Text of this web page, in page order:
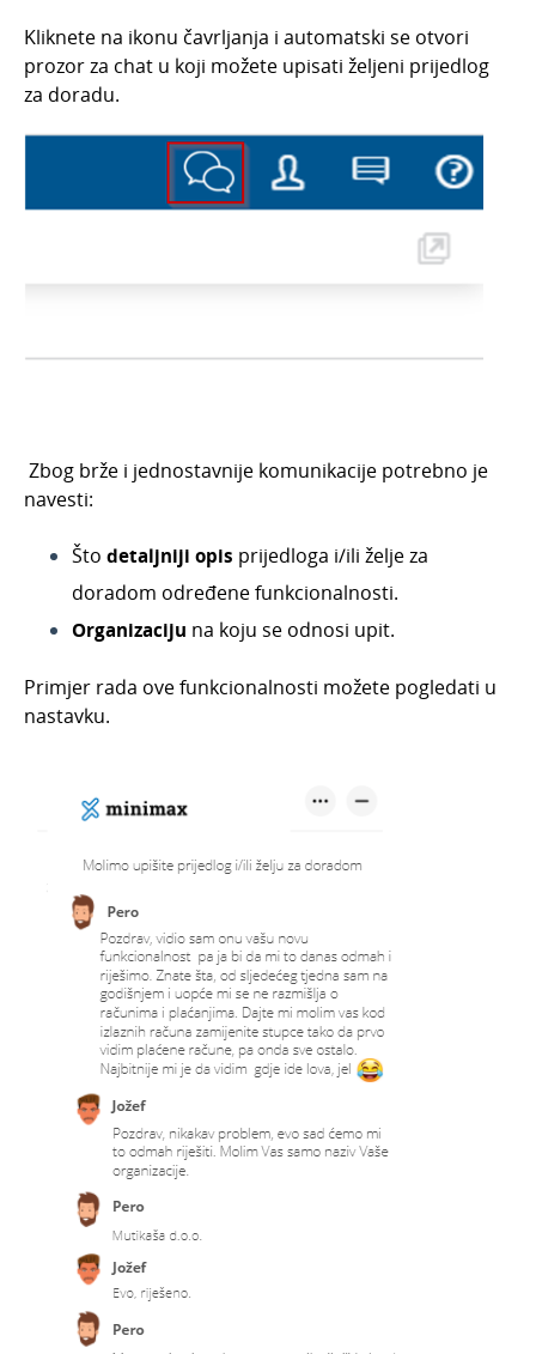
Listopad 2022.
Studeni 2024.
Rujan 2024.
Lipanj 2022.
Travanj 2022.
Travanj 2024.
Lipanj 2021.
Travanj 2021.
Ožujak 2021.
Veljača 2021.
Siječanj 2021.
Prosinac 2020.
Listopad 2020.
Svibanj 2020.
Veljača 2020.
Prosinac 2019.
Rujan 2019.
Povratna naknada na izlaznim računima
Baza znanja
Kliknete na ikonu čavrljanja i automatski se otvori
prozor za chat u koji možete upisati željeni prijedlog
za doradu.
Zbog brže i jednostavnije komunikacije potrebno je
navesti:
Što detaljniji opis prijedloga i/ili želje za
doradom određene funkcionalnosti.
Organizaciju na koju se odnosi upit.
Primjer rada ove funkcionalnosti možete pogledati u
nastavku.